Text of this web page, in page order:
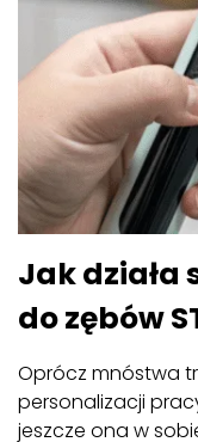
Jak działa
do zębów
Oprócz mnóstwa
personalizacji
jeszcze ona w